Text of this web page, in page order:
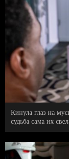
Кинула глаз на
судьба сама их